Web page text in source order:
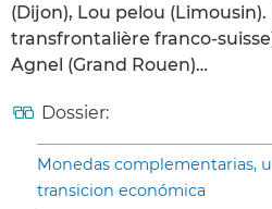
(Dijon), Lou pelou
transfrontalière franco-
Agnel (Grand Rouen)…
Dossier:
Monedas complementarias,
transicion económica